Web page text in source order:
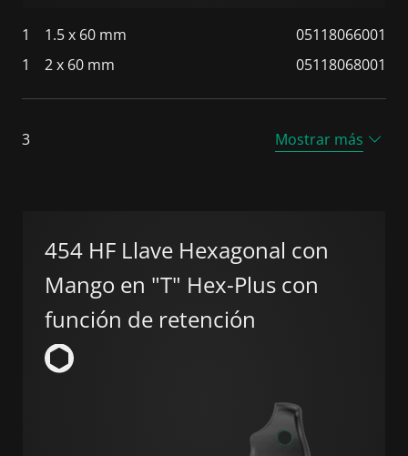
1 1.5 x 60 mm
05118066001
1
2 x 60 mm 05118068001
3 Mostrar más
454 HF Llave Hexagonal con
Mango en "T" Hex-Plus con
función de retención